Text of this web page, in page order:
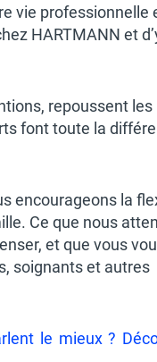
vie professionnelle
HARTMANN et
repoussent
font toute la
encourageons la
Ce que nous
et que vous
soignants et autres
le mieux ?